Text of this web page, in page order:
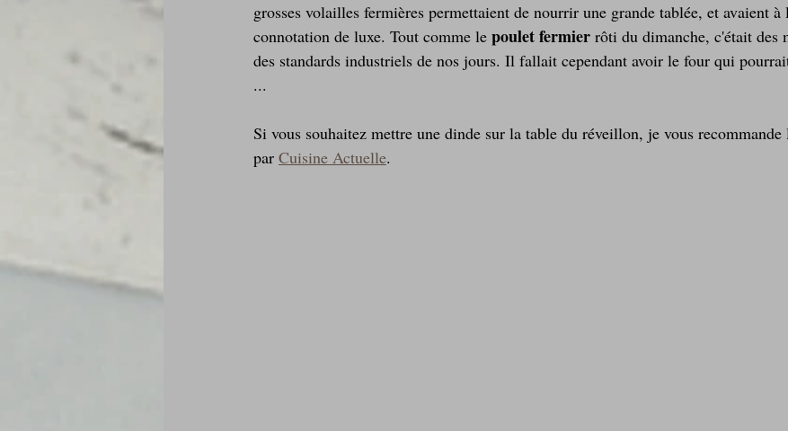
grosses volailles fermières permettaient de nourrir une grande tablée, et avaient à
connotation de luxe. Tout comme le poulet fermier rôti du dimanche, c'était des
des standards industriels de nos jours. Il fallait cependant avoir le four qui
...
Si vous souhaitez mettre une dinde sur la table du réveillon, je vous recommande
par Cuisine Actuelle.